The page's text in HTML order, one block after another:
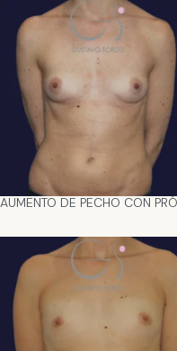
AUMENTO DE PECHO CON